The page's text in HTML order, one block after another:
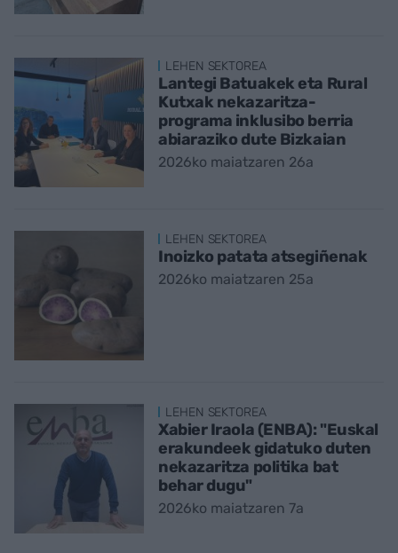
LEHEN SEKTOREA
Lantegi Batuakek eta Rural
Kutxak nekazaritza-
programa inklusibo berria
abiaraziko dute Bizkaian
2026ko maiatzaren 26a
LEHEN SEKTOREA
Inoizko patata atsegiñenak
2026ko maiatzaren 25a
LEHEN SEKTOREA
Xabier Iraola (ENBA): "Euskal
erakundeek gidatuko duten
nekazaritza politika bat
behar dugu"
2026ko maiatzaren 7a